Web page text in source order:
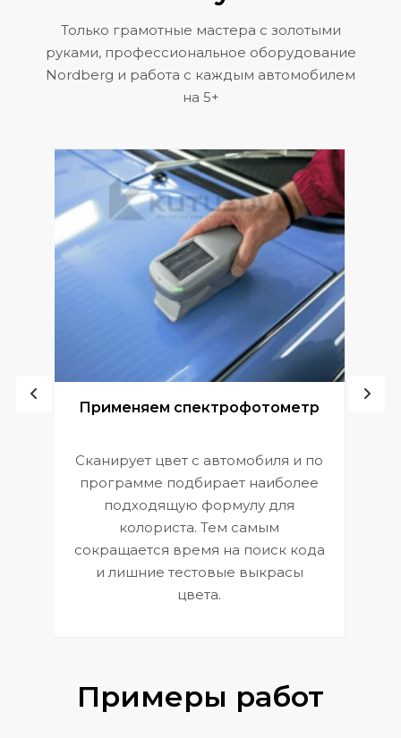
Только грамотные мастера с золотыми
руками, профессиональное оборудование
Nordberg и работа с каждым автомобилем
на 5+
Применяем спектрофотометр
Сканирует цвет с автомобиля и по
программе подбирает наиболее
подходящую формулу для
колориста. Тем самым
сокращается время на поиск кода
и лишние тестовые выкрасы
цвета.
Примеры работ